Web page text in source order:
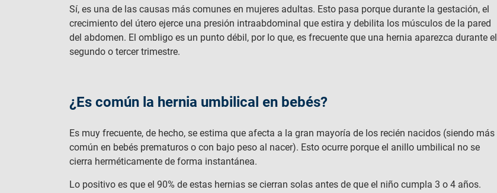
Sí, es una de las causas más comunes en mujeres adultas. Esto pasa porque durante la gestación, el
crecimiento del útero ejerce una presión intraabdominal que estira y debilita los músculos de la pared
del abdomen. El ombligo es un punto débil, por lo que, es frecuente que una hernia aparezca durante el
segundo o tercer trimestre.
¿Es común la hernia umbilical en bebés?
Es muy frecuente, de hecho, se estima que afecta a la gran mayoría de los recién nacidos (siendo más
común en bebés prematuros o con bajo peso al nacer). Esto ocurre porque el anillo umbilical no se
cierra herméticamente de forma instantánea.
Lo positivo es que el 90% de estas hernias se cierran solas antes de que el niño cumpla 3 o 4 años.